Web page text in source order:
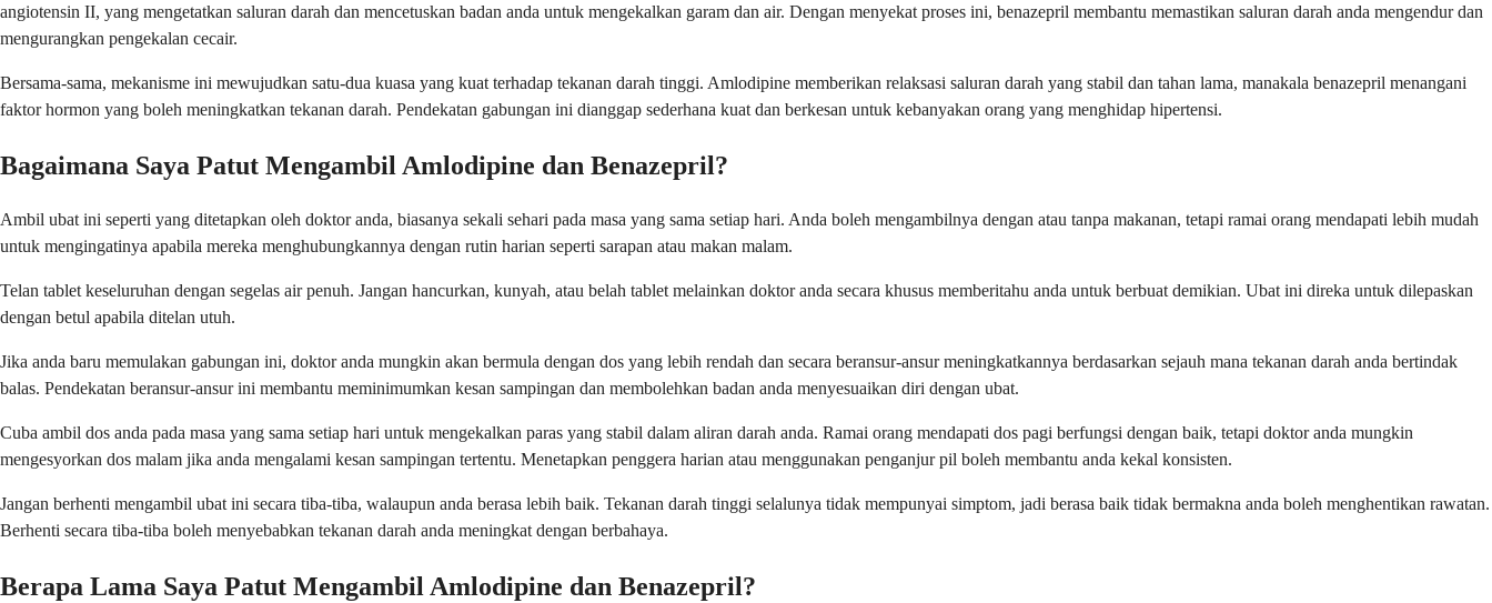
angiotensin II, yang mengetatkan saluran darah dan mencetuskan badan anda untuk mengekalkan garam dan air. Dengan menyekat proses ini, benazepril membantu memastikan saluran darah anda mengendur dan
mengurangkan pengekalan cecair.
Bersama-sama, mekanisme ini mewujudkan satu-dua kuasa yang kuat terhadap tekanan darah tinggi. Amlodipine memberikan relaksasi saluran darah yang stabil dan tahan lama, manakala benazepril menangani
faktor hormon yang boleh meningkatkan tekanan darah. Pendekatan gabungan ini dianggap sederhana kuat dan berkesan untuk kebanyakan orang yang menghidap hipertensi.
Bagaimana Saya Patut Mengambil Amlodipine dan Benazepril?
Ambil ubat ini seperti yang ditetapkan oleh doktor anda, biasanya sekali sehari pada masa yang sama setiap hari. Anda boleh mengambilnya dengan atau tanpa makanan, tetapi ramai orang mendapati lebih mudah
untuk mengingatinya apabila mereka menghubungkannya dengan rutin harian seperti sarapan atau makan malam.
Telan tablet keseluruhan dengan segelas air penuh. Jangan hancurkan, kunyah, atau belah tablet melainkan doktor anda secara khusus memberitahu anda untuk berbuat demikian. Ubat ini direka untuk dilepaskan
dengan betul apabila ditelan utuh.
Jika anda baru memulakan gabungan ini, doktor anda mungkin akan bermula dengan dos yang lebih rendah dan secara beransur-ansur meningkatkannya berdasarkan sejauh mana tekanan darah anda bertindak
balas. Pendekatan beransur-ansur ini membantu meminimumkan kesan sampingan dan membolehkan badan anda menyesuaikan diri dengan ubat.
Cuba ambil dos anda pada masa yang sama setiap hari untuk mengekalkan paras yang stabil dalam aliran darah anda. Ramai orang mendapati dos pagi berfungsi dengan baik, tetapi doktor anda mungkin
mengesyorkan dos malam jika anda mengalami kesan sampingan tertentu. Menetapkan penggera harian atau menggunakan penganjur pil boleh membantu anda kekal konsisten.
Jangan berhenti mengambil ubat ini secara tiba-tiba, walaupun anda berasa lebih baik. Tekanan darah tinggi selalunya tidak mempunyai simptom, jadi berasa baik tidak bermakna anda boleh menghentikan rawatan.
Berhenti secara tiba-tiba boleh menyebabkan tekanan darah anda meningkat dengan berbahaya.
Berapa Lama Saya Patut Mengambil Amlodipine dan Benazepril?